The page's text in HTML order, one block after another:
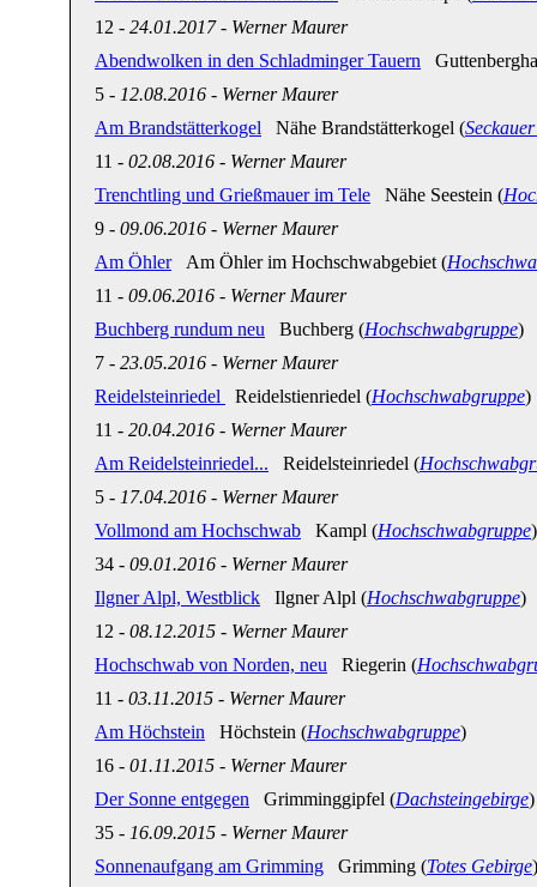
12 - 24.01.2017- Werner Maurer
Abendwolken in den Schladminger Tauern
5 - 12.08.2016 - Werner Maurer
Am Brandstätterkogel Nähe Brandstätterkogel (
11 - 02.08.2016 - Werner Maurer
Trenchtling und Grießmauer im Tele Nähe Seestein (
9 - 09.06.2016 - Werner Maurer
Am ÖhlerAm Öhler im Hochschwabgebiet (
11 - 09.06.2016 - Werner Maurer
Buchberg rundum neu Buchberg (Hochschwabgruppe)
7 - 23.05.2016 - Werner Maurer
Reidelsteinriedel
Reidelstienriedel (Hochschwabgruppe)
11 - 20.04.2016 - Werner Maurer
Am Reidelsteinriedel... Reidelsteinriedel (
5 - 17.04.2016 - Werner Maurer
Vollmond am Hochschwab Kampl (Hochschwabgruppe)
34 - 09.01.2016 - Werner Maurer
Ilgner Alpl, Westblick Ilgner Alpl (Hochschwabgruppe)
12 - 08.12.2015 - Werner Maurer
Hochschwab von Norden, neu Riegerin (
11 - 03.11.2015 - Werner Maurer
Am Höchstein Höchstein (Hochschwabgruppe)
16 - 01.11.2015 - Werner Maurer
Der Sonne entgegen Grimminggipfel (Dachsteingebirge)
35 - 16.09.2015 - Werner Maurer
Sonnenaufgang am Grimming Grimming (Totes Gebirge)